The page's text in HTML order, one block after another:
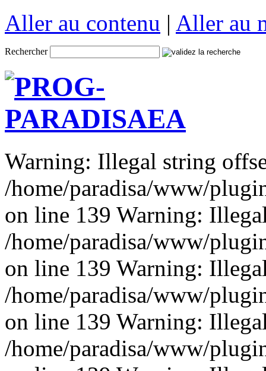
Aller au contenu | Aller au
Rechercher
Warning: Illegal string
/home/paradisa/www/
on line 139 Warning:
/home/paradisa/www/
on line 139 Warning:
/home/paradisa/www/
on line 139 Warning:
/home/paradisa/www/